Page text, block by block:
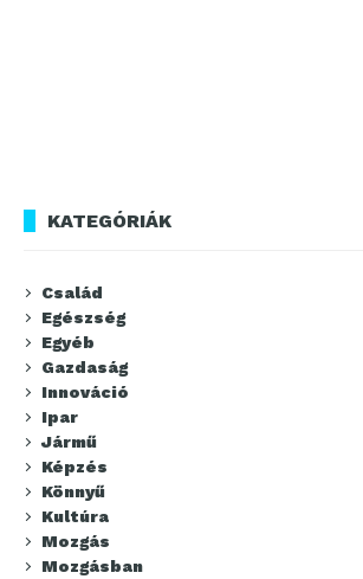
KATEGÓRIÁK
Család
Egészség
Egyéb
Gazdaság
Innováció
Ipar
Jármű
Képzés
Könnyű
Kultúra
Mozgás
Mozgásban